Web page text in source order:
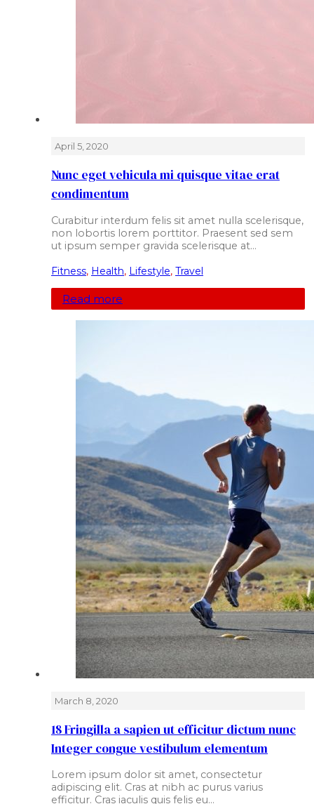
April 5, 2020
Nunc eget vehicula mi quisque vitae erat
condimentum
Curabitur interdum felis sit amet nulla scelerisque,
non lobortis lorem porttitor. Praesent sed sem
ut ipsum semper gravida scelerisque at…
Fitness, Health, Lifestyle, Travel
Read more
March 8, 2020
18 Fringilla a sapien ut efficitur dictum nunc
Integer congue vestibulum elementum
Lorem ipsum dolor sit amet, consectetur
adipiscing elit. Cras at nibh ac purus varius
efficitur. Cras iaculis quis felis eu…